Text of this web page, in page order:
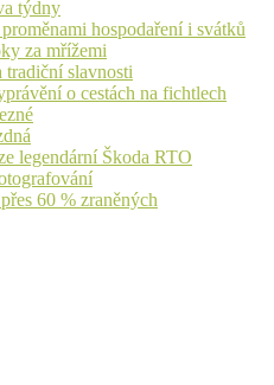
týdny
hospodaření i svátků
za mřížemi
tradiční slavnosti
o cestách na fichtlech
legendární Škoda RTO
60 % zraněných